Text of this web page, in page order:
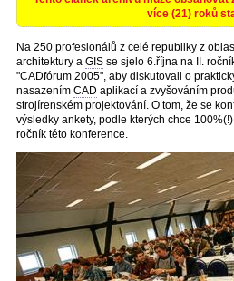
více (21) roků
Na 250 profesionálů z celé republiky z
architektury a GIS se sjelo 6.října na II.
"CADfórum 2005", aby diskutovali o
nasazením CAD aplikací a zvyšováním
strojírenském projektování. O tom, že se
výsledky ankety, podle kterých chce
ročník této konference.